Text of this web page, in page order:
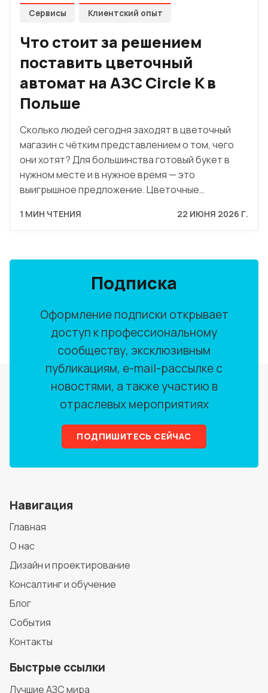
Сервисы Клиентский опыт
Что стоит за решением
поставить цветочный
автомат на АЗС Circle K в
Польше
Сколько людей сегодня заходят в цветочный
магазин с чётким представлением о том, чего
они хотят? Для большинства готовый букет в
нужном месте и в нужное время — это
выигрышное предложение. Цветочные…
1 МИН ЧТЕНИЯ 22 ИЮНЯ 2026 Г.
Подписка
Оформление подписки открывает
доступ к профессиональному
сообществу, эксклюзивным
публикациям, e-mail-рассылке с
новостями, а также участию в
отраслевых мероприятиях
ПОДПИШИТЕСЬ СЕЙЧАС
Навигация
Главная
О нас
Дизайн и проектирование
Консалтинг и обучение
Блог
События
Контакты
Быстрые ссылки
Лучшие АЗС мира